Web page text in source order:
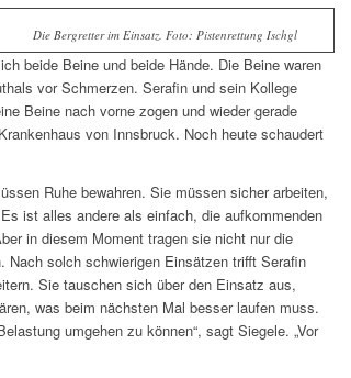
Die Bergretter im Einsatz. Foto: Pistenrettung Ischgl
beide Beine und beide Hände. Die Beine waren
vor Schmerzen. Serafin und sein Kollege
Beine nach vorne zogen und wieder gerade
von Innsbruck. Noch heute schaudert
Ruhe bewahren. Sie müssen sicher arbeiten,
ist alles andere als einfach, die aufkommenden
in diesem Moment tragen sie nicht nur die
Nach solch schwierigen Einsätzen trifft Serafin
Sie tauschen sich über den Einsatz aus,
was beim nächsten Mal besser laufen muss.
umgehen zu können“, sagt Siegele. „Vor